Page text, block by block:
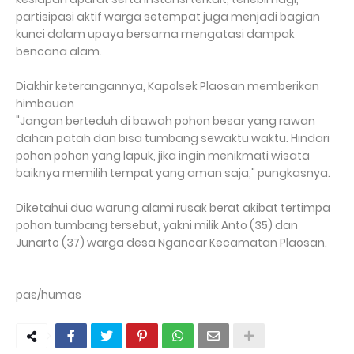
partisipasi aktif warga setempat juga menjadi bagian
kunci dalam upaya bersama mengatasi dampak
bencana alam.
Diakhir keterangannya, Kapolsek Plaosan memberikan
himbauan
"Jangan berteduh di bawah pohon besar yang rawan
dahan patah dan bisa tumbang sewaktu waktu. Hindari
pohon pohon yang lapuk, jika ingin menikmati wisata
baiknya memilih tempat yang aman saja," pungkasnya.
Diketahui dua warung alami rusak berat akibat tertimpa
pohon tumbang tersebut, yakni milik Anto (35) dan
Junarto (37) warga desa Ngancar Kecamatan Plaosan.
pas/humas